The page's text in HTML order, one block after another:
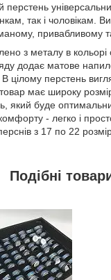
так і чоловікам.
привабливому
з металу в кольорі
додає матове
цілому перстень
має широку
який буде
- легко і
з 17 по 22
Подібні